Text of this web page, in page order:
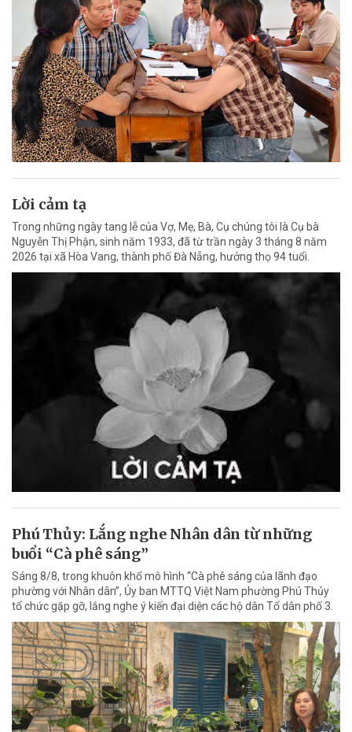
Lời cảm tạ
Trong những ngày tang lễ của Vợ, Mẹ, Bà, Cụ chúng tôi là Cụ bà
Nguyễn Thị Phận, sinh năm 1933, đã từ trần ngày 3 tháng 8 năm
2026 tại xã Hòa Vang, thành phố Đà Nẵng, hưởng thọ 94 tuổi.
Phú Thủy: Lắng nghe Nhân dân từ những
buổi “Cà phê sáng”
Sáng 8/8, trong khuôn khổ mô hình “Cà phê sáng của lãnh đạo
phường với Nhân dân”, Ủy ban MTTQ Việt Nam phường Phú Thủy
tổ chức gặp gỡ, lắng nghe ý kiến đại diện các hộ dân Tổ dân phố 3.